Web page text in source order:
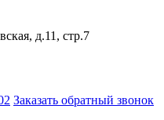
д.11, стр.7
Заказать обратный звонок